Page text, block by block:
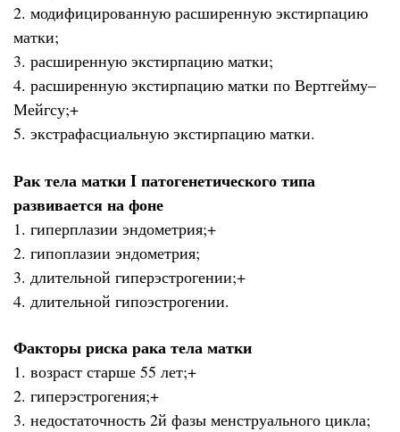
2. модифицированную расширенную экстирпацию
матки;
3. расширенную экстирпацию матки;
4. расширенную экстирпацию матки по Вертгейму–
Мейгсу;+
5. экстрафасциальную экстирпацию матки.
Рак тела матки I патогенетического типа
развивается на фоне
1. гиперплазии эндометрия;+
2. гипоплазии эндометрия;
3. длительной гиперэстрогении;+
4. длительной гипоэстрогении.
Факторы риска рака тела матки
1. возраст старше 55 лет;+
2. гиперэстрогения;+
3. недостаточность 2й фазы менструального цикла;